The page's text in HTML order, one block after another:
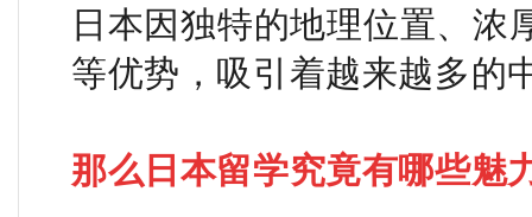
日本因独特的地理位置、浓
等优势，吸引着越来越多的
那么日本留学究竟有哪些魅